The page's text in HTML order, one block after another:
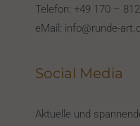
Telefon: +49 170 –
eMail: info@runde-
Social Media
Aktuelle und